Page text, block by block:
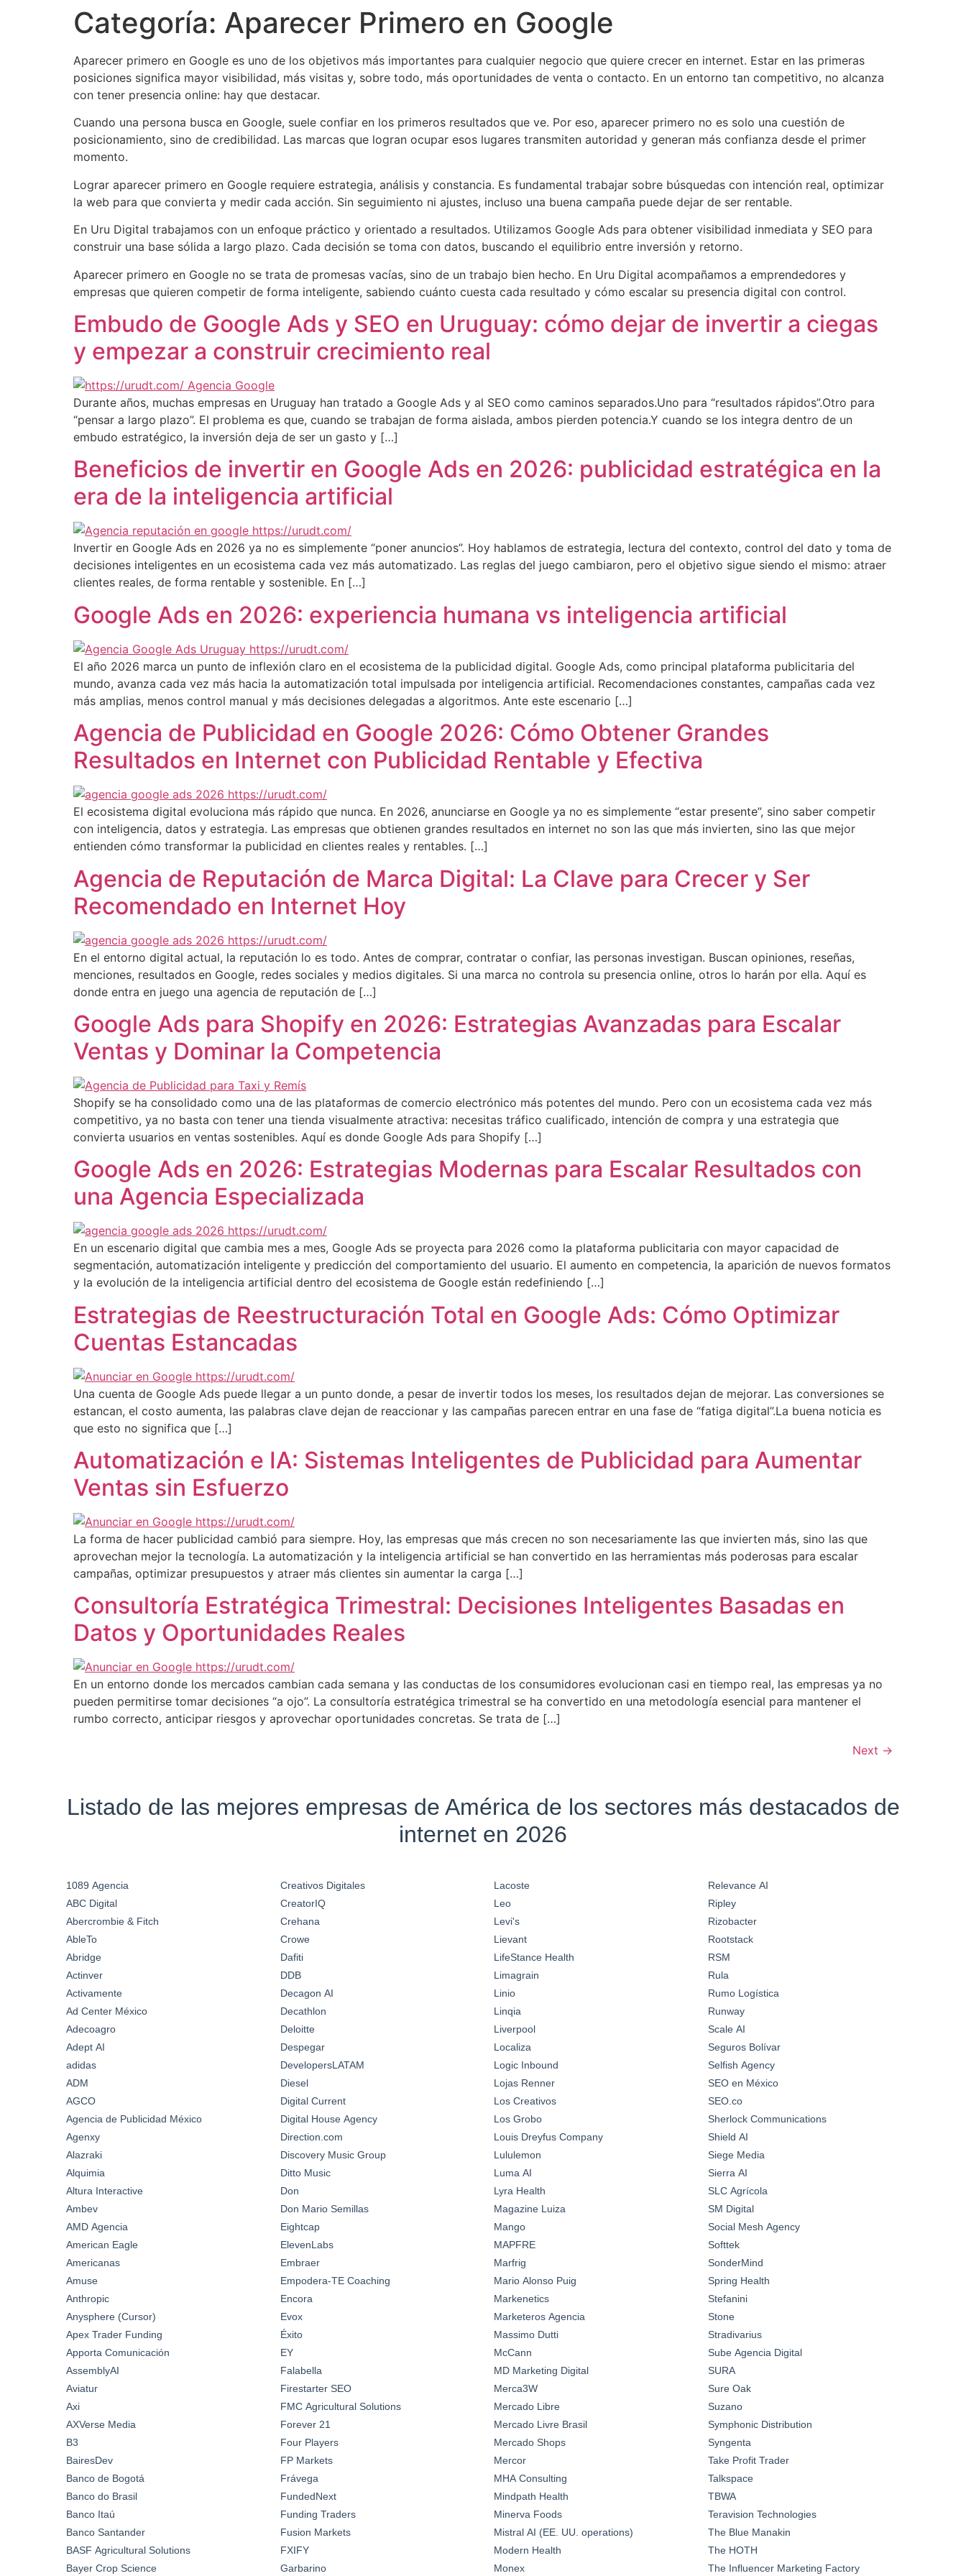
Categoría: Aparecer Primero en Google
Aparecer primero en Google es uno de los objetivos más importantes para cualquier negocio que quiere crecer en internet. Estar en las primeras
posiciones significa mayor visibilidad, más visitas y, sobre todo, más oportunidades de venta o contacto. En un entorno tan competitivo, no alcanza
con tener presencia online: hay que destacar.
Cuando una persona busca en Google, suele confiar en los primeros resultados que ve. Por eso, aparecer primero no es solo una cuestión de
posicionamiento, sino de credibilidad. Las marcas que logran ocupar esos lugares transmiten autoridad y generan más confianza desde el primer
momento.
Lograr aparecer primero en Google requiere estrategia, análisis y constancia. Es fundamental trabajar sobre búsquedas con intención real, optimizar
la web para que convierta y medir cada acción. Sin seguimiento ni ajustes, incluso una buena campaña puede dejar de ser rentable.
En Uru Digital trabajamos con un enfoque práctico y orientado a resultados. Utilizamos Google Ads para obtener visibilidad inmediata y SEO para
construir una base sólida a largo plazo. Cada decisión se toma con datos, buscando el equilibrio entre inversión y retorno.
Aparecer primero en Google no se trata de promesas vacías, sino de un trabajo bien hecho. En Uru Digital acompañamos a emprendedores y
empresas que quieren competir de forma inteligente, sabiendo cuánto cuesta cada resultado y cómo escalar su presencia digital con control.
Embudo de Google Ads y SEO en Uruguay: cómo dejar de invertir a ciegas
y empezar a construir crecimiento real
Durante años, muchas empresas en Uruguay han tratado a Google Ads y al SEO como caminos separados.Uno para “resultados rápidos”.Otro para
“pensar a largo plazo”. El problema es que, cuando se trabajan de forma aislada, ambos pierden potencia.Y cuando se los integra dentro de un
embudo estratégico, la inversión deja de ser un gasto y […]
Beneficios de invertir en Google Ads en 2026: publicidad estratégica en la
era de la inteligencia artificial
Invertir en Google Ads en 2026 ya no es simplemente “poner anuncios”. Hoy hablamos de estrategia, lectura del contexto, control del dato y toma de
decisiones inteligentes en un ecosistema cada vez más automatizado. Las reglas del juego cambiaron, pero el objetivo sigue siendo el mismo: atraer
clientes reales, de forma rentable y sostenible. En […]
Google Ads en 2026: experiencia humana vs inteligencia artificial
El año 2026 marca un punto de inflexión claro en el ecosistema de la publicidad digital. Google Ads, como principal plataforma publicitaria del
mundo, avanza cada vez más hacia la automatización total impulsada por inteligencia artificial. Recomendaciones constantes, campañas cada vez
más amplias, menos control manual y más decisiones delegadas a algoritmos. Ante este escenario […]
Agencia de Publicidad en Google 2026: Cómo Obtener Grandes
Resultados en Internet con Publicidad Rentable y Efectiva
El ecosistema digital evoluciona más rápido que nunca. En 2026, anunciarse en Google ya no es simplemente “estar presente”, sino saber competir
con inteligencia, datos y estrategia. Las empresas que obtienen grandes resultados en internet no son las que más invierten, sino las que mejor
entienden cómo transformar la publicidad en clientes reales y rentables. […]
Agencia de Reputación de Marca Digital: La Clave para Crecer y Ser
Recomendado en Internet Hoy
En el entorno digital actual, la reputación lo es todo. Antes de comprar, contratar o confiar, las personas investigan. Buscan opiniones, reseñas,
menciones, resultados en Google, redes sociales y medios digitales. Si una marca no controla su presencia online, otros lo harán por ella. Aquí es
donde entra en juego una agencia de reputación de […]
Google Ads para Shopify en 2026: Estrategias Avanzadas para Escalar
Ventas y Dominar la Competencia
Shopify se ha consolidado como una de las plataformas de comercio electrónico más potentes del mundo. Pero con un ecosistema cada vez más
competitivo, ya no basta con tener una tienda visualmente atractiva: necesitas tráfico cualificado, intención de compra y una estrategia que
convierta usuarios en ventas sostenibles. Aquí es donde Google Ads para Shopify […]
Google Ads en 2026: Estrategias Modernas para Escalar Resultados con
una Agencia Especializada
En un escenario digital que cambia mes a mes, Google Ads se proyecta para 2026 como la plataforma publicitaria con mayor capacidad de
segmentación, automatización inteligente y predicción del comportamiento del usuario. El aumento en competencia, la aparición de nuevos formatos
y la evolución de la inteligencia artificial dentro del ecosistema de Google están redefiniendo […]
Estrategias de Reestructuración Total en Google Ads: Cómo Optimizar
Cuentas Estancadas
Una cuenta de Google Ads puede llegar a un punto donde, a pesar de invertir todos los meses, los resultados dejan de mejorar. Las conversiones se
estancan, el costo aumenta, las palabras clave dejan de reaccionar y las campañas parecen entrar en una fase de “fatiga digital”.La buena noticia es
que esto no significa que […]
Automatización e IA: Sistemas Inteligentes de Publicidad para Aumentar
Ventas sin Esfuerzo
La forma de hacer publicidad cambió para siempre. Hoy, las empresas que más crecen no son necesariamente las que invierten más, sino las que
aprovechan mejor la tecnología. La automatización y la inteligencia artificial se han convertido en las herramientas más poderosas para escalar
campañas, optimizar presupuestos y atraer más clientes sin aumentar la carga […]
Consultoría Estratégica Trimestral: Decisiones Inteligentes Basadas en
Datos y Oportunidades Reales
En un entorno donde los mercados cambian cada semana y las conductas de los consumidores evolucionan casi en tiempo real, las empresas ya no
pueden permitirse tomar decisiones “a ojo”. La consultoría estratégica trimestral se ha convertido en una metodología esencial para mantener el
rumbo correcto, anticipar riesgos y aprovechar oportunidades concretas. Se trata de […]
Next →
Listado de las mejores empresas de América de los sectores más destacados de
internet en 2026
1089 Agencia
ABC Digital
Abercrombie & Fitch
AbleTo
Abridge
Actinver
Activamente
Ad Center México
Adecoagro
Adept AI
adidas
ADM
AGCO
Agencia de Publicidad México
Agenxy
Alazraki
Alquimia
Altura Interactive
Ambev
AMD Agencia
American Eagle
Americanas
Amuse
Anthropic
Anysphere (Cursor)
Apex Trader Funding
Apporta Comunicación
AssemblyAI
Aviatur
Axi
AXVerse Media
B3
BairesDev
Banco de Bogotá
Banco do Brasil
Banco Itaú
Banco Santander
BASF Agricultural Solutions
Bayer Crop Science
Creativos Digitales
CreatorIQ
Crehana
Crowe
Dafiti
DDB
Decagon AI
Decathlon
Deloitte
Despegar
DevelopersLATAM
Diesel
Digital Current
Digital House Agency
Direction.com
Discovery Music Group
Ditto Music
Don
Don Mario Semillas
Eightcap
ElevenLabs
Embraer
Empodera-TE Coaching
Encora
Evox
Éxito
EY
Falabella
Firestarter SEO
FMC Agricultural Solutions
Forever 21
Four Players
FP Markets
Frávega
FundedNext
Funding Traders
Fusion Markets
FXIFY
Garbarino
Lacoste
Leo
Levi's
Lievant
LifeStance Health
Limagrain
Linio
Linqia
Liverpool
Localiza
Logic Inbound
Lojas Renner
Los Creativos
Los Grobo
Louis Dreyfus Company
Lululemon
Luma AI
Lyra Health
Magazine Luiza
Mango
MAPFRE
Marfrig
Mario Alonso Puig
Markenetics
Marketeros Agencia
Massimo Dutti
McCann
MD Marketing Digital
Merca3W
Mercado Libre
Mercado Livre Brasil
Mercado Shops
Mercor
MHA Consulting
Mindpath Health
Minerva Foods
Mistral AI (EE. UU. operations)
Modern Health
Monex
Relevance AI
Ripley
Rizobacter
Rootstack
RSM
Rula
Rumo Logística
Runway
Scale AI
Seguros Bolívar
Selfish Agency
SEO en México
SEO.co
Sherlock Communications
Shield AI
Siege Media
Sierra AI
SLC Agrícola
SM Digital
Social Mesh Agency
Softtek
SonderMind
Spring Health
Stefanini
Stone
Stradivarius
Sube Agencia Digital
SURA
Sure Oak
Suzano
Symphonic Distribution
Syngenta
Take Profit Trader
Talkspace
TBWA
Teravision Technologies
The Blue Manakin
The HOTH
The Influencer Marketing Factory